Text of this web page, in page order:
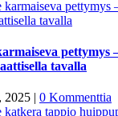
pettymys
tavalla
2025 | 0 Kommenttia